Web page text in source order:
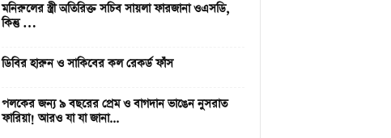
মনিরুলের স্ত্রী অতিরিক্ত সচিব সায়লা ফারজানা ওএসডি,
কিন্তু …
ডিবির হারুন ও সাকিবের কল রেকর্ড ফাঁস
পলকের জন্য ৯ বছরের প্রেম ও বাগদান ভাঙেন নুসরাত
ফারিয়া! আরও যা যা জানা...